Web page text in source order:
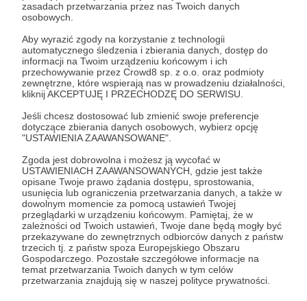
zasadach przetwarzania przez nas Twoich danych
osobowych.
Aby wyrazić zgody na korzystanie z technologii
automatycznego śledzenia i zbierania danych, dostęp do
informacji na Twoim urządzeniu końcowym i ich
przechowywanie przez Crowd8 sp. z o.o. oraz podmioty
zewnętrzne, które wspierają nas w prowadzeniu działalności,
kliknij AKCEPTUJĘ I PRZECHODZĘ DO SERWISU.
Jeśli chcesz dostosować lub zmienić swoje preferencje
dotyczące zbierania danych osobowych, wybierz opcję
"USTAWIENIA ZAAWANSOWANE".
Zgoda jest dobrowolna i możesz ją wycofać w
USTAWIENIACH ZAAWANSOWANYCH, gdzie jest także
opisane Twoje prawo żądania dostępu, sprostowania,
usunięcia lub ograniczenia przetwarzania danych, a także w
dowolnym momencie za pomocą ustawień Twojej
przeglądarki w urządzeniu końcowym. Pamiętaj, że w
zależności od Twoich ustawień, Twoje dane będą mogły być
przekazywane do zewnętrznych odbiorców danych z państw
trzecich tj. z państw spoza Europejskiego Obszaru
Gospodarczego. Pozostałe szczegółowe informacje na
temat przetwarzania Twoich danych w tym celów
przetwarzania znajdują się w naszej polityce prywatności.
Bardzo dziękujemy za wsparcie naszych działań w
ramach szerzenia kultury i sztuki. To, że
zdecydował*ś się zostać naszym Patronem wiele
dla nas znaczy! Dzięki Tobie możemy trwać w tym,
co robimy oraz rozwijać się.
Jesteśmy, ponieważ jesteście z nami.
W nagrodę za Twoje zaangażowanie otrzymasz od
nas gratyfikację z progu pierwszego, drugiego oraz
trzeciego, a za tak hojne wsparcie finansowe
zaprosimy Cię na autorską ekskursję z artystą
Serhiyem Savchenko w dogodnym dla Ciebie
terminie.
Patroni: 0 Limit: 25